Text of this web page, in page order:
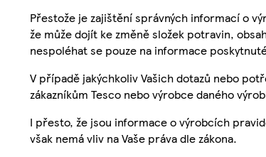
Přestože je zajištění správných informací o
že může dojít ke změně složek potravin,
nespoléhat se pouze na informace
V případě jakýchkoliv Vašich dotazů nebo
zákazníkům Tesco nebo výrobce daného
I přesto, že jsou informace o výrobcích
však nemá vliv na Vaše práva dle zákona.